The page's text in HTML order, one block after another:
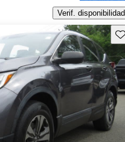
Verif. disponibilidad